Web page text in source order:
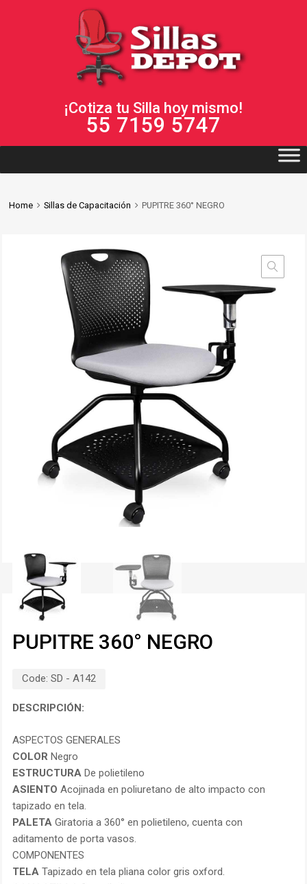
¡Cotiza tu Silla hoy mismo!
55 7159 5747
Home Sillas de Capacitación PUPITRE 360° NEGRO
PUPITRE 360° NEGRO
Code: SD - A142
DESCRIPCIÓN:
ASPECTOS GENERALES
COLOR Negro
ESTRUCTURA De polietileno
ASIENTO Acojinada en poliuretano de alto impacto con
tapizado en tela.
PALETA Giratoria a 360° en polietileno, cuenta con
aditamento de porta vasos.
COMPONENTES
TELA Tapizado en tela pliana color gris oxford.